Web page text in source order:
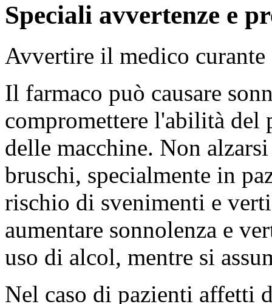
Speciali avvertenze e
Avvertire il medico
Il farmaco può causare
compromettere l'abilità del
delle macchine. Non
bruschi, specialmente in
rischio di svenimenti e
aumentare sonnolenza e
uso di alcol, mentre si
Nel caso di pazienti affetti